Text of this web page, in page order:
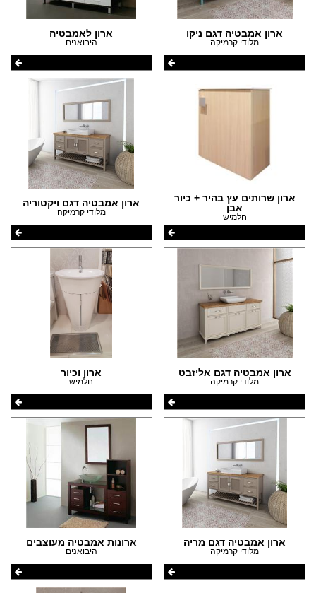
ארון אמבטיה דגם ניקו
מלודי קרמיקה
ארון לאמבטיה
היבואנים
ארון שרותים עץ בהיר + כיור
אבן
חלמיש
ארון אמבטיה דגם ויקטוריה
מלודי קרמיקה
ארון אמבטיה דגם אליזבט
מלודי קרמיקה
ארון וכיור
חלמיש
ארון אמבטיה דגם מריה
מלודי קרמיקה
ארונות אמבטיה מעוצבים
היבואנים